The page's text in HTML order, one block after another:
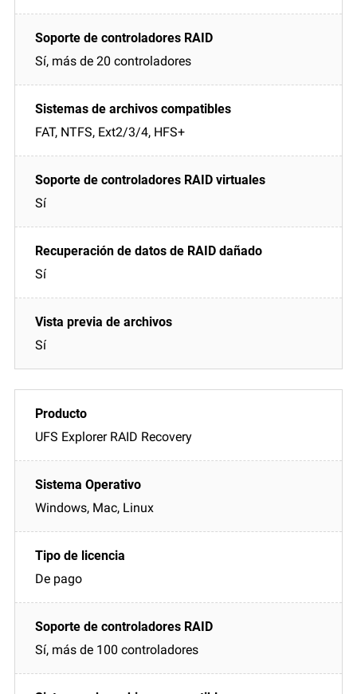
Sí, más de 20 controladores
FAT, NTFS, Ext2/3/4, HFS+
Sí
Sí
Sí
UFS Explorer RAID Recovery
Windows, Mac, Linux
De pago
Sí, más de 100 controladores